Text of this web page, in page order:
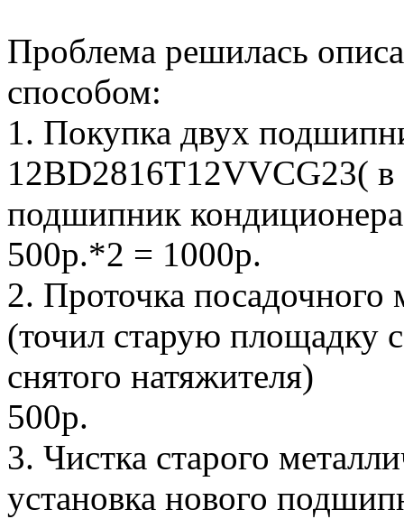
Проблема решилась
способом:
1. Покупка двух
12BD2816T12VVCG23( в
подшипник
500р.*2 = 1000р.
2. Проточка посадочного
(точил старую площадку
снятого натяжителя)
500р.
3. Чистка старого
установка нового